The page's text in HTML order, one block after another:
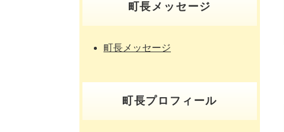
町長メッセージ
町長メッセージ
町長プロフィール